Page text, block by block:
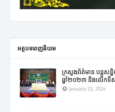
អត្ថបទពេញនិយម
ក្រសួងព័ត៌មាន បន្តសន្
ឆ្នាំ២០២៣ និងលើកទិស
January 23, 2024